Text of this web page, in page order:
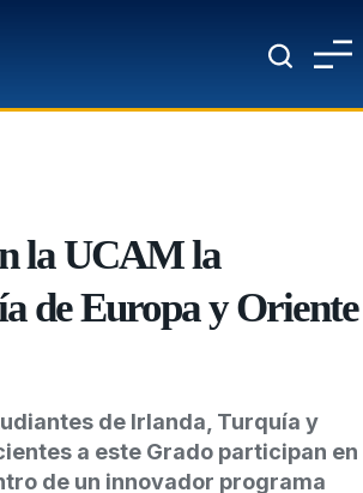
la UCAM la
de Europa y Oriente
de Irlanda, Turquía y
a este Grado participan en
de un innovador programa